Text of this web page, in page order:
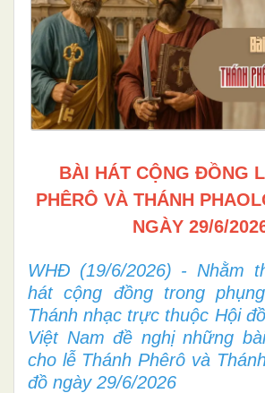
BÀI HÁT CỘNG ĐỒNG
PHÊRÔ VÀ THÁNH
NGÀY 29/6/
WHĐ (19/6/2026) - Nhằm
hát cộng đồng trong
Thánh nhạc trực thuộc Hội
Việt Nam đề nghị những
cho lễ Thánh Phêrô và
đồ ngày 29/6/2026